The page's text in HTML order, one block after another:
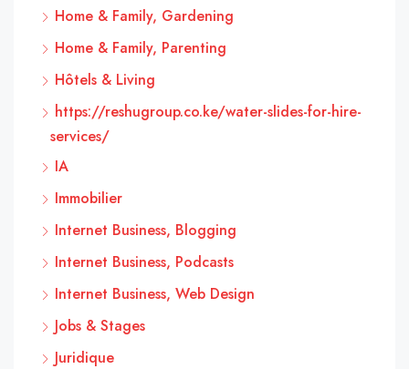
Home & Family, Gardening
Home & Family, Parenting
Hôtels & Living
https://reshugroup.co.ke/water-slides-for-hire-
services/
IA
Immobilier
Internet Business, Blogging
Internet Business, Podcasts
Internet Business, Web Design
Jobs & Stages
Juridique